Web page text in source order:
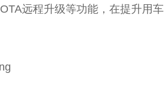
远程升级等功能，在提升用车